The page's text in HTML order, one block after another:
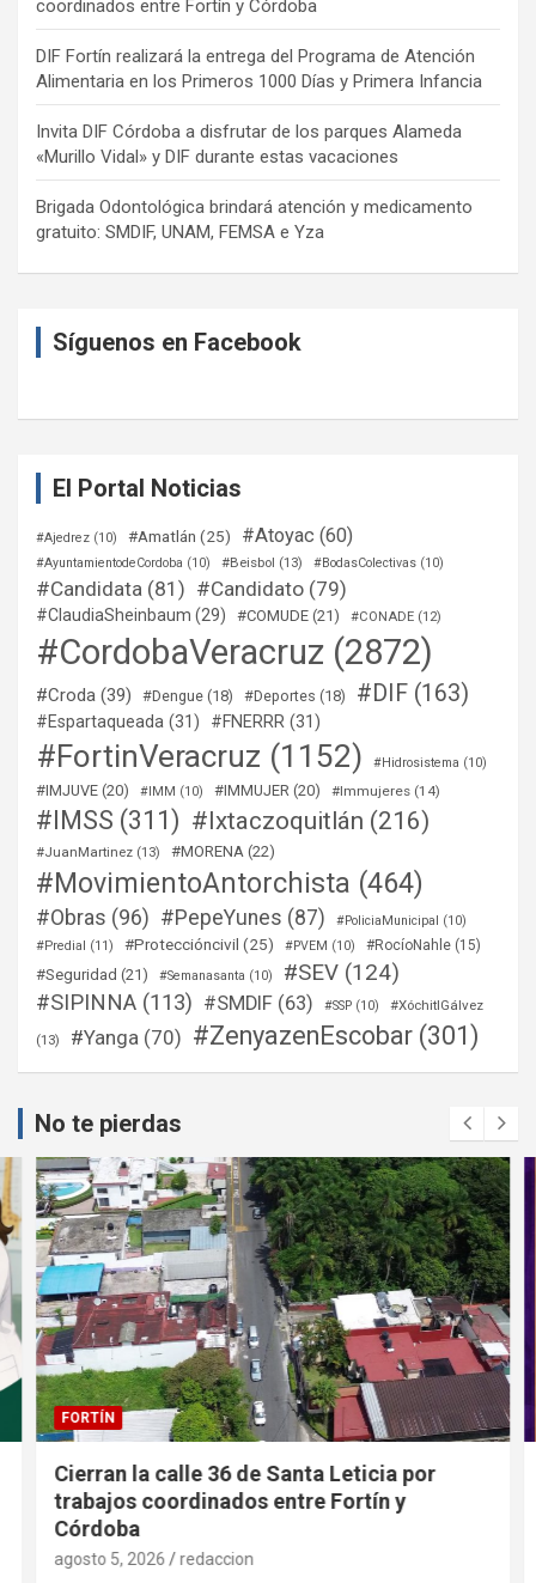
coordinados entre Fortín y Córdoba
DIF Fortín realizará la entrega del Programa de Atención
Alimentaria en los Primeros 1000 Días y Primera Infancia
Invita DIF Córdoba a disfrutar de los parques Alameda
«Murillo Vidal» y DIF durante estas vacaciones
Brigada Odontológica brindará atención y medicamento
gratuito: SMDIF, UNAM, FEMSA e Yza
Síguenos en Facebook
El Portal Noticias
#Ajedrez (10) #Amatlán (25) #Atoyac (60)
#AyuntamientodeCordoba (10) #Beisbol (13) #BodasColectivas (10)
#Candidata (81) #Candidato (79)
#ClaudiaSheinbaum (29) #COMUDE (21) #CONADE (12)
#CordobaVeracruz (2872)
#Croda (39) #Dengue (18) #Deportes (18) #DIF (163)
#Espartaqueada (31) #FNERRR (31)
#FortinVeracruz (1152) #Hidrosistema (10)
#IMJUVE (20) #IMM (10) #IMMUJER (20) #Immujeres (14)
#IMSS (311) #Ixtaczoquitlán (216)
#JuanMartinez (13) #MORENA (22)
#MovimientoAntorchista (464)
#Obras (96) #PepeYunes (87) #PoliciaMunicipal
(10)
#Predial
(11) #Proteccióncivil (25) #PVEM (10) #RocíoNahle (15)
#Seguridad (21) #Semanasanta (10) #SEV (124)
#SIPINNA (113) #SMDIF (63) #SSP (10) #XóchitlGálvez
(13) #Yanga (70) #ZenyazenEscobar (301)
No te pierdas
FORTÍN
Cierran la calle 36 de Santa Leticia por
trabajos coordinados entre Fortín y
Córdoba
agosto 5, 2026 redaccion